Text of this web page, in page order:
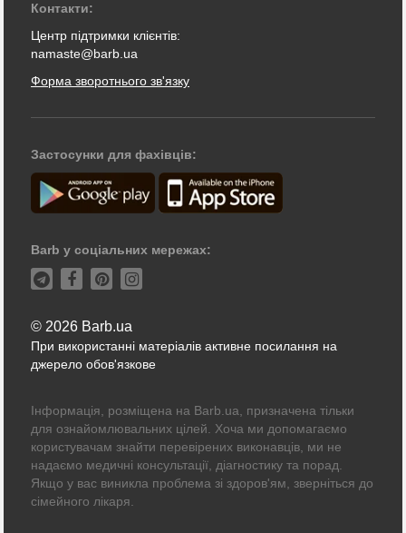
Контакти:
Центр підтримки клієнтів:
namaste@barb.ua
Форма зворотнього зв'язку
Застосунки для фахівців:
Barb у соціальних мережах:
© 2026 Barb.ua
При використанні матеріалів активне посилання на
джерело обов'язкове
Інформація, розміщена на Barb.ua, призначена тільки
для ознайомлювальних цілей. Хоча ми допомагаємо
користувачам знайти перевірених виконавців, ми не
надаємо медичні консультації, діагностику та порад.
Якщо у вас виникла проблема зі здоров'ям, зверніться до
сімейного лікаря.